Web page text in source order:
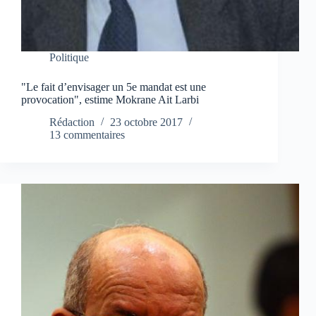
Politique
"Le fait d’envisager un 5e mandat est une
provocation", estime Mokrane Ait Larbi
Rédaction
23 octobre 2017
13 commentaires